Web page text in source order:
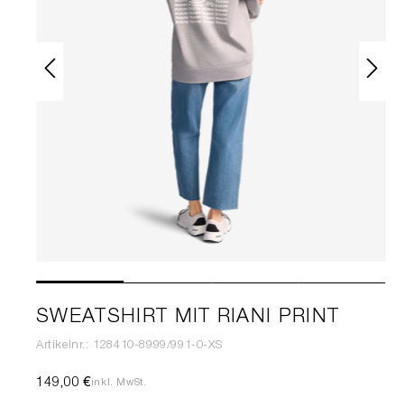
SWEATSHIRT MIT RIANI PRINT
Artikelnr.: 128410-8999/991-0-XS
149,00 €inkl. MwSt.